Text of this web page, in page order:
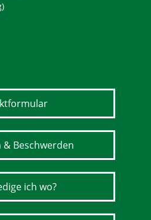
Beschwerden
ich wo?